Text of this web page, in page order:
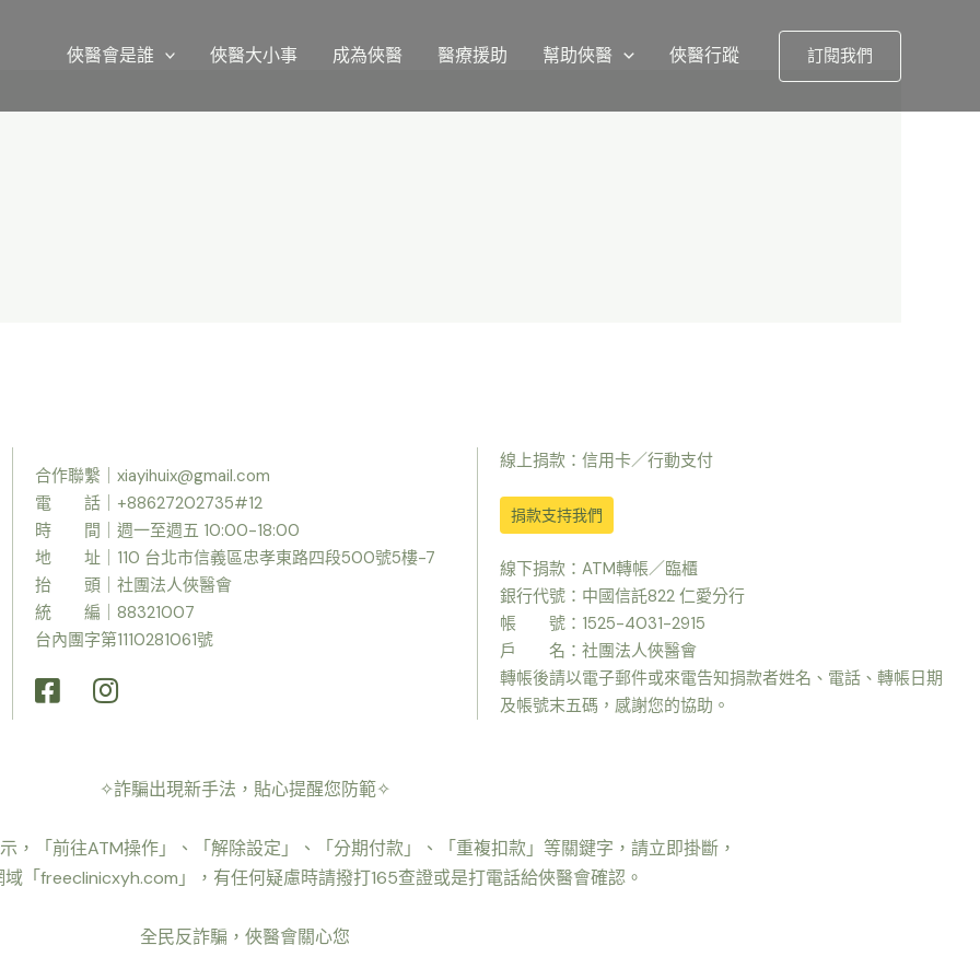
俠醫會是誰 俠醫大小事 成為俠醫 醫療援助 幫助俠醫 俠醫行蹤 訂閱我們
合作聯繫｜ xiayihuix@gmail.com
電 話｜+88627202735#12
時
間｜週一至週五 10:00-18:00
地 址｜110 台北市信義區忠孝東路四段500號5樓-7
抬 頭｜社團法人俠醫會
統 編｜88321007
台內團字第1110281061號
線上捐款：信用卡／行動支付
捐款支持我們
線下捐款：ATM轉帳／臨櫃
銀行代號：中國信託822 仁愛分行
帳 號：1525-4031-2915
戶 名：社團法人俠醫會
轉帳後請以電子郵件或來電告知捐款者姓名、電話、轉帳日期
及帳號末五碼，感謝您的協助。
✧詐騙出現新手法，貼心提醒您防範✧
，「前往ATM操作」、「解除設定」、「分期付款」、「重複扣款」等關鍵字，請立即掛斷，
「freeclinicxyh.com」，有任何疑慮時請撥打165查證或是打電話給俠醫會確認。
全民反詐騙，俠醫會關心您